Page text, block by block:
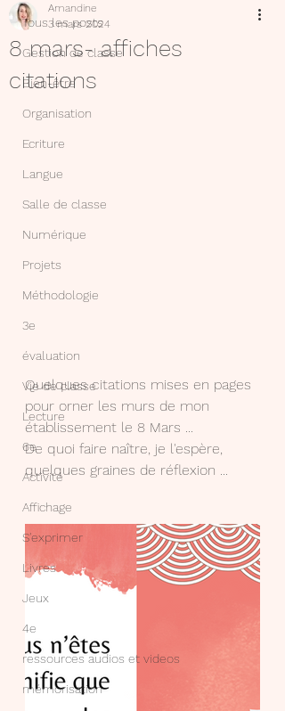
Tous les posts
Gestion de classe
Bien-être
Organisation
Ecriture
Langue
Salle de classe
Numérique
Projets
Méthodologie
3e
évaluation
Vie de classe
Lecture
6e
Activité
Affichage
S'exprimer
Livres
Jeux
4e
ressources audios et videos
mémorisation
8 mars- affiches
citations
Amandine
3 mars 2024
Quelques citations mises en pages
pour orner les murs de mon
établissement le 8 Mars ...
De quoi faire naître, je l'espère,
quelques graines de réflexion ...